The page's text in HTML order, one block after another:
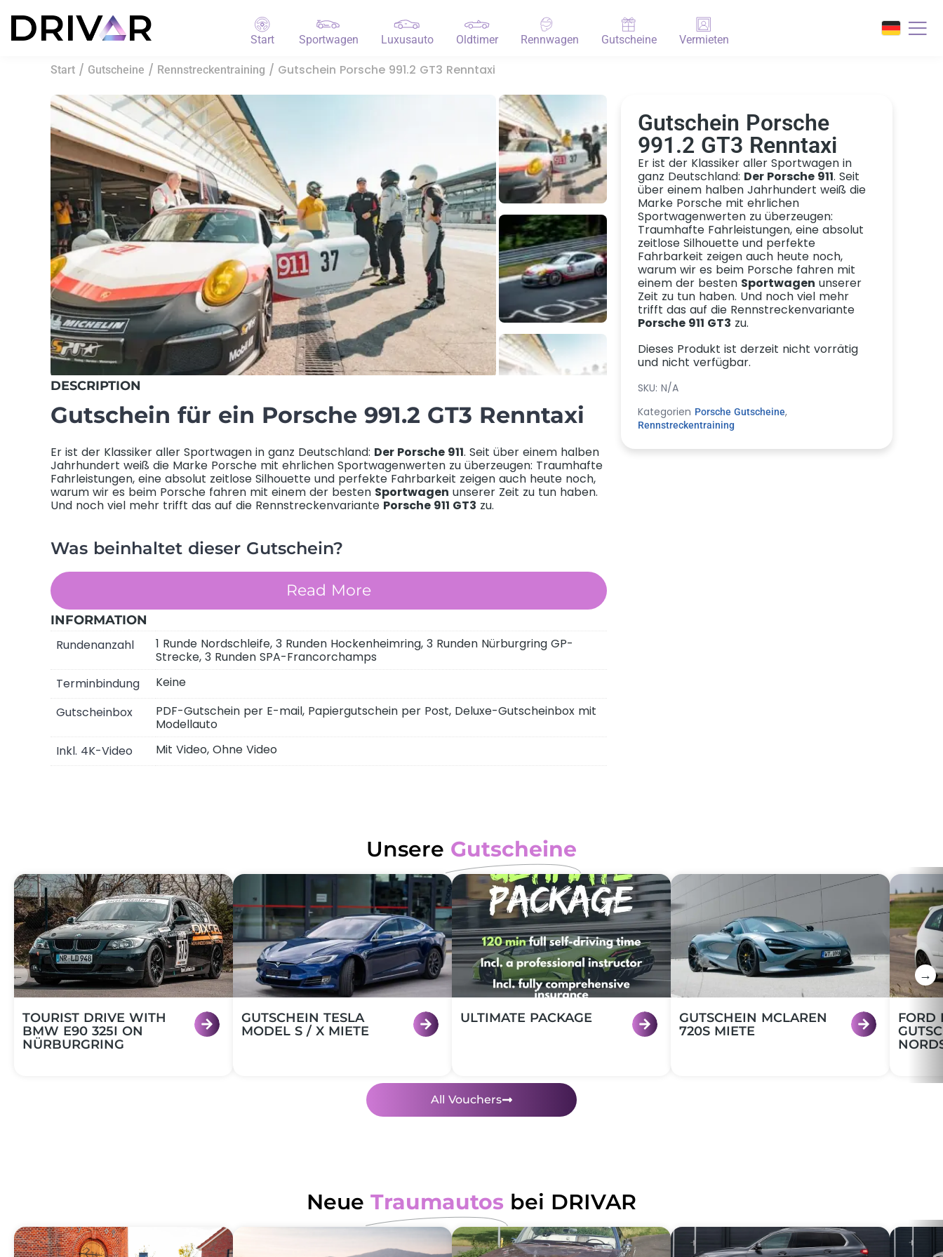
Start Sportwagen Luxusauto Oldtimer Rennwagen Gutscheine Vermieten
Start / Gutscheine / Rennstreckentraining / Gutschein Porsche 991.2 GT3 Renntaxi
DESCRIPTION
Gutschein für ein Porsche 991.2 GT3 Renntaxi
Er ist der Klassiker aller Sportwagen in ganz Deutschland: Der Porsche 911. Seit über einem halben
Jahrhundert weiß die Marke Porsche mit ehrlichen Sportwagenwerten zu überzeugen: Traumhafte
Fahrleistungen, eine absolut zeitlose Silhouette und perfekte Fahrbarkeit zeigen auch heute noch,
warum wir es beim Porsche fahren mit einem der besten Sportwagen unserer Zeit zu tun haben.
Und noch viel mehr trifft das auf die Rennstreckenvariante Porsche 911 GT3 zu.
Was beinhaltet dieser Gutschein?
Gutschein
Read More
INFORMATION
Rundenanzahl
1 Runde Nordschleife, 3 Runden Hockenheimring, 3 Runden Nürburgring GP-
Strecke, 3 Runden SPA-Francorchamps
Terminbindung
Keine
Gutscheinbox
PDF-Gutschein per E-mail, Papiergutschein per Post, Deluxe-Gutscheinbox mit
Modellauto
Inkl. 4K-Video
Mit Video, Ohne Video
Gutschein Porsche
991.2 GT3 Renntaxi
Er ist der Klassiker aller Sportwagen in
ganz Deutschland: Der Porsche 911. Seit
über einem halben Jahrhundert weiß die
Marke Porsche mit ehrlichen
Sportwagenwerten zu überzeugen:
Traumhafte Fahrleistungen, eine absolut
zeitlose Silhouette und perfekte
Fahrbarkeit zeigen auch heute noch,
warum wir es beim Porsche fahren mit
einem der besten Sportwagen unserer
Zeit zu tun haben. Und noch viel mehr
trifft das auf die Rennstreckenvariante
Porsche 911 GT3 zu.
Dieses Produkt ist derzeit nicht vorrätig
und nicht verfügbar.
SKU:N/A
Kategorien Porsche Gutscheine,
Rennstreckentraining
Unsere Gutscheine
←
TOURIST DRIVE WITH
BMW E90 325I ON
NÜRBURGRING
GUTSCHEIN TESLA
MODEL S / X MIETE
ULTIMATE PACKAGE
GUTSCHEIN MCLAREN
720S MIETE
FORD
→
All Vouchers
Neue Traumautos bei DRIVAR